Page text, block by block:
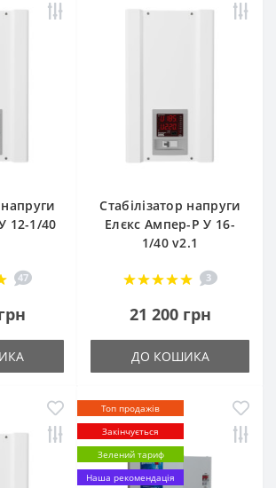
напруги
12-1/40
47
Стабілізатор напруги
Елєкс Ампер-Р У 16-
1/40 v2.1
3
21 200 грн
ДО КОШИКА
Топ продажів
Закінчується
Зелений тариф
Наша рекомендація